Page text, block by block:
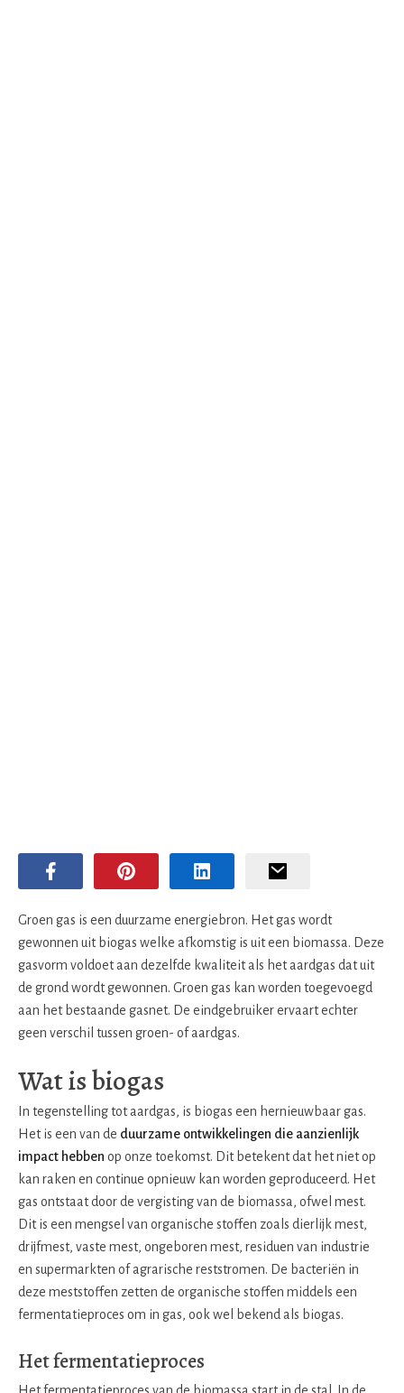
Groen gas is een duurzame energiebron. Het gas wordt
gewonnen uit biogas welke afkomstig is uit een biomassa. Deze
gasvorm voldoet aan dezelfde kwaliteit als het aardgas dat uit
de grond wordt gewonnen. Groen gas kan worden toegevoegd
aan het bestaande gasnet. De eindgebruiker ervaart echter
geen verschil tussen groen- of aardgas.
Wat is biogas
In tegenstelling tot aardgas, is biogas een hernieuwbaar gas.
Het is een van de duurzame ontwikkelingen die aanzienlijk
impact hebben op onze toekomst. Dit betekent dat het niet op
kan raken en continue opnieuw kan worden geproduceerd. Het
gas ontstaat door de vergisting van de biomassa, ofwel mest.
Dit is een mengsel van organische stoffen zoals dierlijk mest,
drijfmest, vaste mest, ongeboren mest, residuen van industrie
en supermarkten of agrarische reststromen. De bacteriën in
deze meststoffen zetten de organische stoffen middels een
fermentatieproces om in gas, ook wel bekend als biogas.
Het fermentatieproces
Het fermentatieproces van de biomassa start in de stal. In de